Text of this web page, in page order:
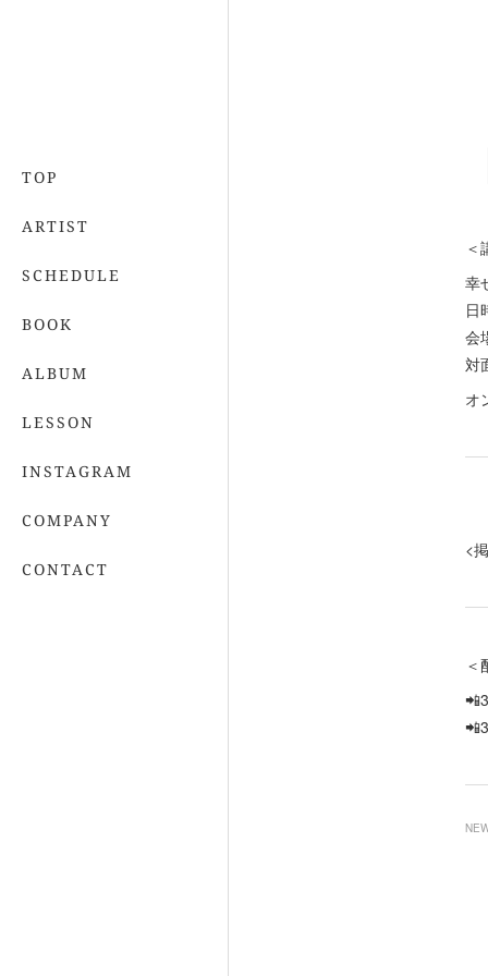
TOP
ARTIST
SCHEDULE
BOOK
ALBUM
LESSON
INSTAGRAM
COMPANY
CONTACT
＜
幸
日
会
対
オ
<
＜